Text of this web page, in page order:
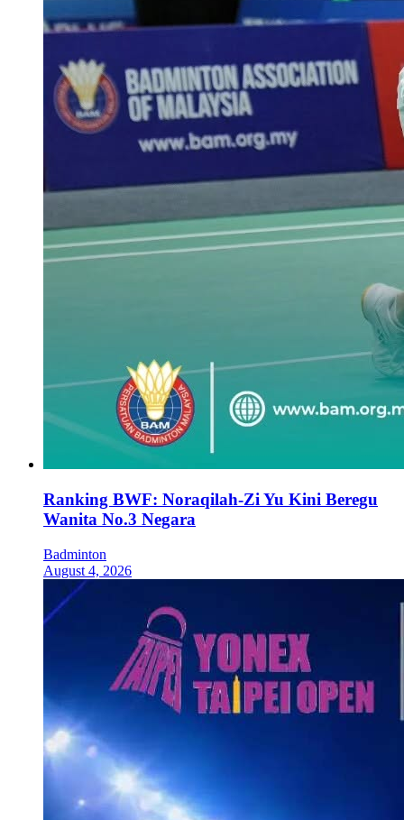
Ranking BWF: Noraqilah-Zi Yu Kini Beregu
Wanita No.3 Negara
Badminton
August 4, 2026